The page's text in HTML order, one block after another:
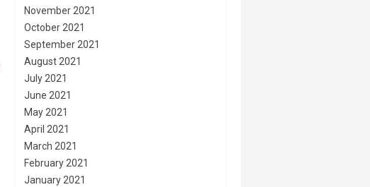
November 2021
October 2021
September 2021
August 2021
July 2021
June 2021
May 2021
April 2021
March 2021
February 2021
January 2021